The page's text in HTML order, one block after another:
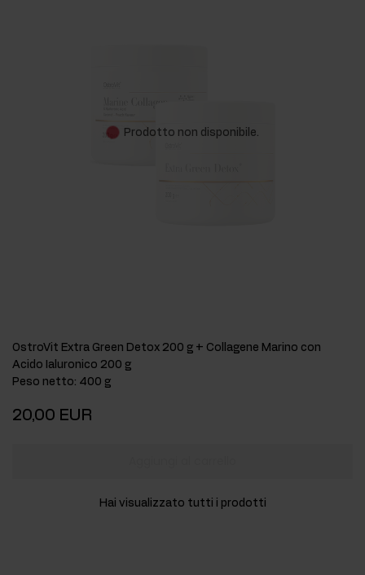
Prodotto non disponibile.
OstroVit Extra Green Detox 200 g + Collagene Marino con
Acido Ialuronico 200 g
Peso netto: 400 g
20,00 EUR
Hai visualizzato tutti i prodotti